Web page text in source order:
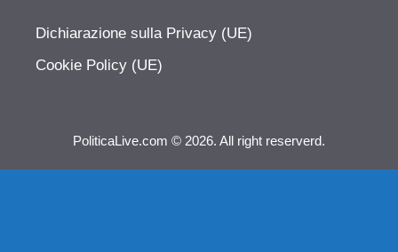
Dichiarazione sulla Privacy (UE)
Cookie Policy (UE)
PoliticaLive.com © 2026. All right reserverd.